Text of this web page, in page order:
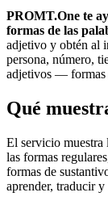
PROMT.One te
formas de las
adjetivo y obtén al
persona, número,
adjetivos — formas
Qué
El servicio muestra
las formas
formas de
aprender, traducir